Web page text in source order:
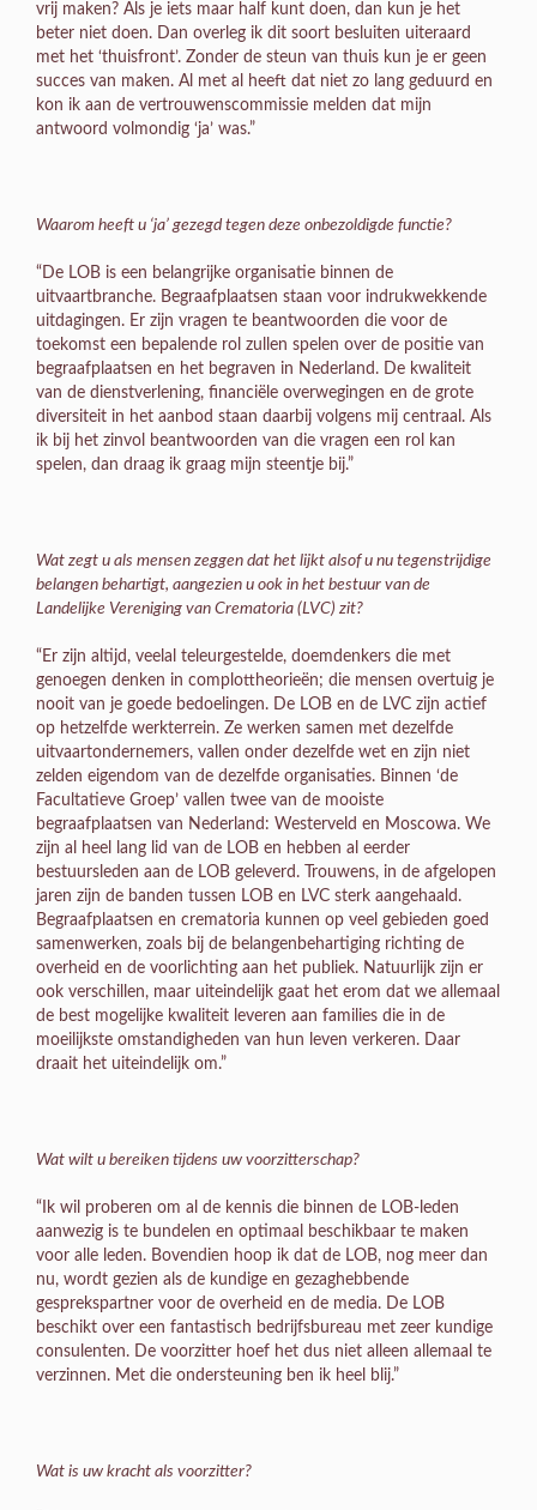
vrij maken? Als je iets maar half kunt doen, dan kun je het
beter niet doen. Dan overleg ik dit soort besluiten uiteraard
met het ‘thuisfront’. Zonder de steun van thuis kun je er geen
succes van maken. Al met al heeft dat niet zo lang geduurd en
kon ik aan de vertrouwenscommissie melden dat mijn
antwoord volmondig ‘ja’ was.”
Waarom heeft u ‘ja’ gezegd tegen deze onbezoldigde functie?
“De LOB is een belangrijke organisatie binnen de
uitvaartbranche. Begraafplaatsen staan voor indrukwekkende
uitdagingen. Er zijn vragen te beantwoorden die voor de
toekomst een bepalende rol zullen spelen over de positie van
begraafplaatsen en het begraven in Nederland. De kwaliteit
van de dienstverlening, financiële overwegingen en de grote
diversiteit in het aanbod staan daarbij volgens mij centraal. Als
ik bij het zinvol beantwoorden van die vragen een rol kan
spelen, dan draag ik graag mijn steentje bij.”
Wat zegt u als mensen zeggen dat het lijkt alsof u nu tegenstrijdige
belangen behartigt, aangezien u ook in het bestuur van de
Landelijke Vereniging van Crematoria (LVC) zit?
“Er zijn altijd, veelal teleurgestelde, doemdenkers die met
genoegen denken in complottheorieën; die mensen overtuig je
nooit van je goede bedoelingen. De LOB en de LVC zijn actief
op hetzelfde werkterrein. Ze werken samen met dezelfde
uitvaartondernemers, vallen onder dezelfde wet en zijn niet
zelden eigendom van de dezelfde organisaties. Binnen ‘de
Facultatieve Groep’ vallen twee van de mooiste
begraafplaatsen van Nederland: Westerveld en Moscowa. We
zijn al heel lang lid van de LOB en hebben al eerder
bestuursleden aan de LOB geleverd. Trouwens, in de afgelopen
jaren zijn de banden tussen LOB en LVC sterk aangehaald.
Begraafplaatsen en crematoria kunnen op veel gebieden goed
samenwerken, zoals bij de belangenbehartiging richting de
overheid en de voorlichting aan het publiek. Natuurlijk zijn er
ook verschillen, maar uiteindelijk gaat het erom dat we allemaal
de best mogelijke kwaliteit leveren aan families die in de
moeilijkste omstandigheden van hun leven verkeren. Daar
draait het uiteindelijk om.”
Wat wilt u bereiken tijdens uw voorzitterschap?
“Ik wil proberen om al de kennis die binnen de LOB-leden
aanwezig is te bundelen en optimaal beschikbaar te maken
voor alle leden. Bovendien hoop ik dat de LOB, nog meer dan
nu, wordt gezien als de kundige en gezaghebbende
gesprekspartner voor de overheid en de media. De LOB
beschikt over een fantastisch bedrijfsbureau met zeer kundige
consulenten. De voorzitter hoef het dus niet alleen allemaal te
verzinnen. Met die ondersteuning ben ik heel blij.”
Wat is uw kracht als voorzitter?